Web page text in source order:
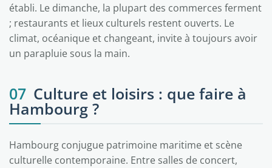
établi. Le dimanche, la plupart des commerces ferment
; restaurants et lieux culturels restent ouverts. Le
climat, océanique et changeant, invite à toujours avoir
un parapluie sous la main.
07 Culture et loisirs : que faire à
Hambourg ?
Hambourg conjugue patrimoine maritime et scène
culturelle contemporaine. Entre salles de concert,